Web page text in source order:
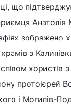
що
зображено
з
хористів з
протоієрей
і Могилів-